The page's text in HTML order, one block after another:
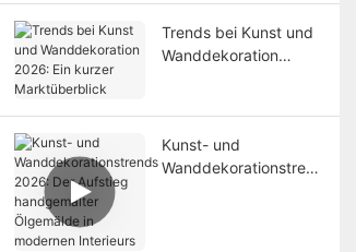
Trends bei Kunst und
Wanddekoration
Kunst- und
Wanddekorationstren